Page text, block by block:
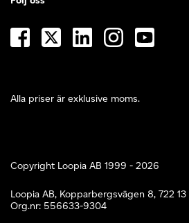
Alla priser är exklusive moms.
Copyright Loopia AB 1999 - 2026
Loopia AB, Kopparbergsvägen 8, 722 13
Org.nr: 556633-9304